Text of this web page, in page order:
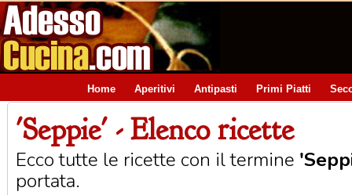
Home Aperitivi Antipasti Primi Piatti
'Seppie' - Elenco ricette
Ecco tutte le ricette con il termine
portata.